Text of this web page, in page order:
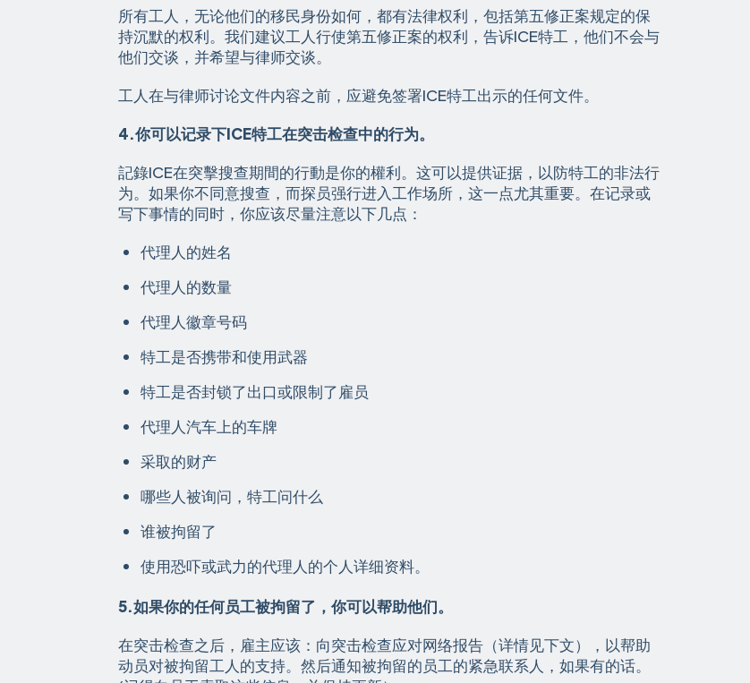
所有工人，无论他们的移民身份如何，都有法律权利，包括第五修正案规定的保
持沉默的权利。我们建议工人行使第五修正案的权利，告诉ICE特工，他们不会与
他们交谈，并希望与律师交谈。
工人在与律师讨论文件内容之前，应避免签署ICE特工出示的任何文件。
4.你可以记录下ICE特工在突击检查中的行为。
記錄ICE在突擊搜查期間的行動是你的權利。这可以提供证据，以防特工的非法行
为。如果你不同意搜查，而探员强行进入工作场所，这一点尤其重要。在记录或
写下事情的同时，你应该尽量注意以下几点：
代理人的姓名
代理人的数量
代理人徽章号码
特工是否携带和使用武器
特工是否封锁了出口或限制了雇员
代理人汽车上的车牌
采取的财产
哪些人被询问，特工问什么
谁被拘留了
使用恐吓或武力的代理人的个人详细资料。
5.如果你的任何员工被拘留了，你可以帮助他们。
在突击检查之后，雇主应该：向突击检查应对网络报告（详情见下文），以帮助
动员对被拘留工人的支持。然后通知被拘留的员工的紧急联系人，如果有的话。